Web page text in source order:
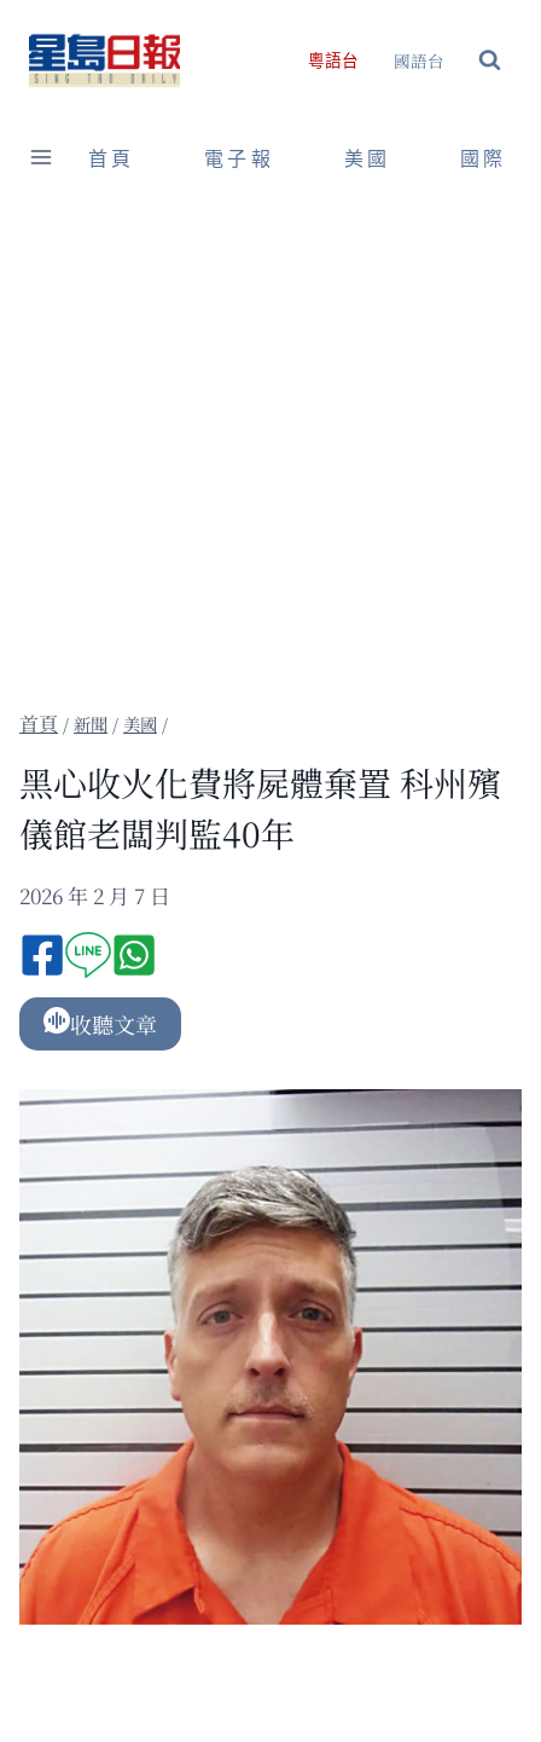
content
粵語台 國語台
首頁 電子報 美國 國際
/新聞 / 美國 /
黑心收火化費將屍體棄置 科州殯
儀館老闆判監40年
2026 年 2 月 7 日
收聽文章